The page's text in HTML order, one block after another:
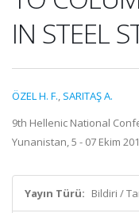
IN STEEL
ÖZEL H. F., SARITAŞ A.
9th Hellenic National
Yunanistan, 5 - 07 Ekim
Yayın Türü: Bildiri /